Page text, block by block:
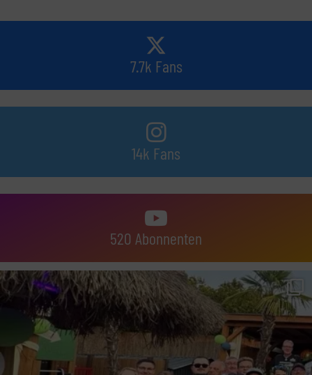
7.7k Fans
14k Fans
520 Abonnenten